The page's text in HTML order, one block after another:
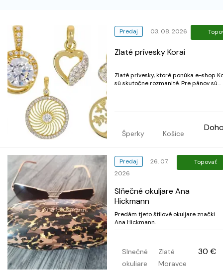
Predaj 03. 08. 2026
Zlaté prívesky Korai
Zlaté prívesky, ktoré ponúka e-shop
sú skutočne rozmanité. Pre pánov sú
Šperky Košice
Predaj
26. 07.
2026
Topovať
Slňečné okuljare Ana
Hickmann
Predám tjeto štílové okuljare znački
Ana Hickmann.
Slnečné
okuliare
Zlaté
Moravce
30 €